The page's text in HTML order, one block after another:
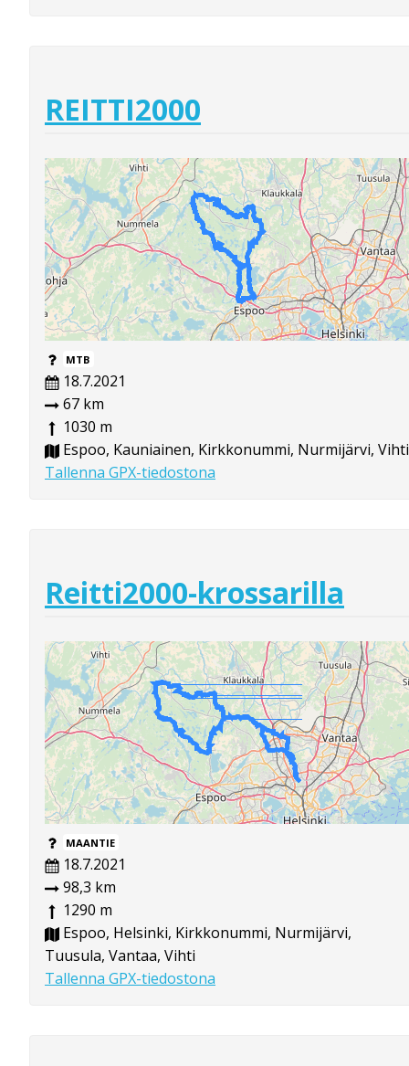
REITTI2000
MTB
18.7.2021
67 km
1030 m
Espoo, Kauniainen, Kirkkonummi, Nurmijärvi, Vihti
Tallenna GPX-tiedostona
Reitti2000-krossarilla
MAANTIE
18.7.2021
98,3 km
1290 m
Espoo, Helsinki, Kirkkonummi, Nurmijärvi,
Tuusula, Vantaa, Vihti
Tallenna GPX-tiedostona